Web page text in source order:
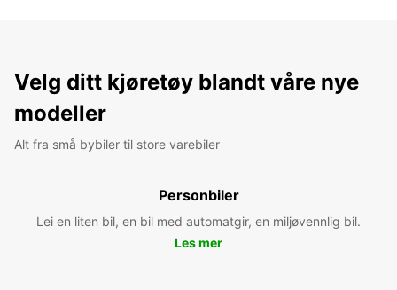
Velg ditt kjøretøy blandt våre nye
modeller
Alt fra små bybiler til store varebiler
Personbiler
Lei en liten bil, en bil med automatgir, en miljøvennlig bil.
Les mer